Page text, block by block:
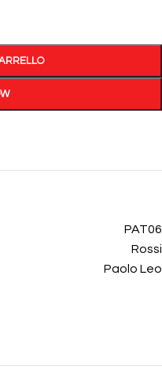
PAT06
Rossi
Paolo Leo